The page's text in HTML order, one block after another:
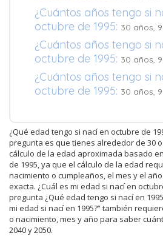
¿Cuántos años tengo si
octubre de 1995: 30 años,
¿Cuántos años tengo si
octubre de 1995: 30 años,
¿Cuántos años tengo si
octubre de 1995: 30 años,
¿Qué edad tengo si nací en octubre de
pregunta es que tienes alrededor de 30
cálculo de la edad aproximada basado
de 1995, ya que el cálculo de la edad
nacimiento o cumpleaños, el mes y el
exacta. ¿Cuál es mi edad si nací en
pregunta ¿Qué edad tengo si nací en
mi edad si nací en 1995?” también
o nacimiento, mes y año para saber
2040 y 2050.